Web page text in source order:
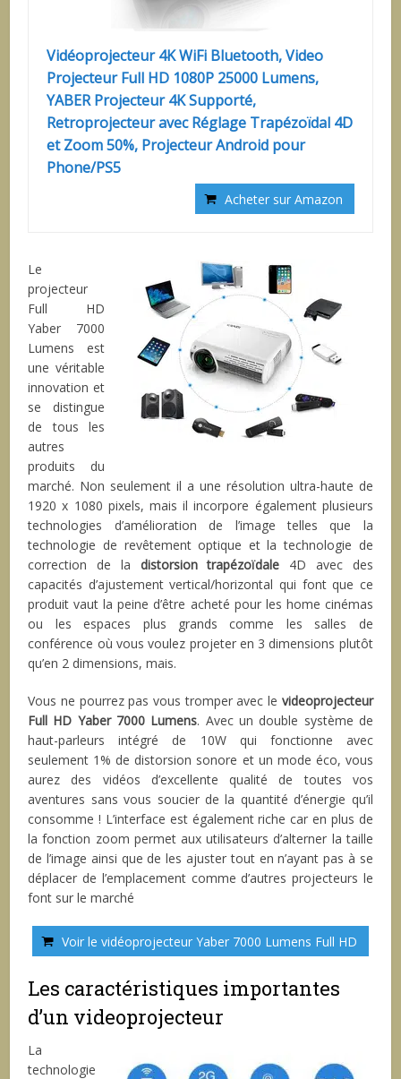
Vidéoprojecteur 4K WiFi Bluetooth, Video
Projecteur Full HD 1080P 25000 Lumens,
YABER Projecteur 4K Supporté,
Retroprojecteur avec Réglage Trapézoïdal 4D
et Zoom 50%, Projecteur Android pour
Phone/PS5
Acheter sur Amazon
Le
projecteur
Full HD
Yaber 7000
Lumens est
une véritable
innovation et
se distingue
de tous les
autres
produits du
marché. Non seulement il a une résolution ultra-haute de
1920 x 1080 pixels, mais il incorpore également plusieurs
technologies d’amélioration de l’image telles que la
technologie de revêtement optique et la technologie de
correction de la distorsion trapézoïdale 4D avec des
capacités d’ajustement vertical/horizontal qui font que ce
produit vaut la peine d’être acheté pour les home cinémas
ou les espaces plus grands comme les salles de
conférence où vous voulez projeter en 3 dimensions plutôt
qu’en 2 dimensions, mais.
Vous ne pourrez pas vous tromper avec le videoprojecteur
Full HD Yaber 7000 Lumens. Avec un double système de
haut-parleurs intégré de 10W qui fonctionne avec
seulement 1% de distorsion sonore et un mode éco, vous
aurez des vidéos d’excellente qualité de toutes vos
aventures sans vous soucier de la quantité d’énergie qu’il
consomme ! L’interface est également riche car en plus de
la fonction zoom permet aux utilisateurs d’alterner la taille
de l’image ainsi que de les ajuster tout en n’ayant pas à se
déplacer de l’emplacement comme d’autres projecteurs le
font sur le marché
Voir le vidéoprojecteur Yaber 7000 Lumens Full HD
Les caractéristiques importantes
d’un videoprojecteur
La
technologie